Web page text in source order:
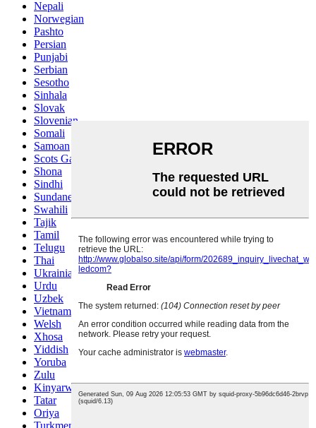
Nepali
Norwegian
Pashto
Persian
Punjabi
Serbian
Sesotho
Sinhala
Slovak
Slovenian
Somali
Samoan
Scots Gaelic
Shona
Sindhi
Sundanese
Swahili
Tajik
Tamil
Telugu
Thai
Ukrainian
Urdu
Uzbek
Vietnamese
Welsh
Xhosa
Yiddish
Yoruba
Zulu
Kinyarwanda
Tatar
Oriya
Turkmen